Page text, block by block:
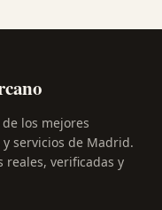
los mejores
servicios de Madrid.
reales, verificadas y